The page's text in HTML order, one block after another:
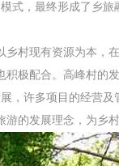
式，最终形成了乡旅
村现有资源为本，
极配合。高峰村的
，许多项目的经营
的发展理念，为乡